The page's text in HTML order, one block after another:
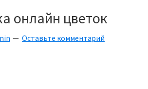
онлайн цветок
Оставьте комментарий